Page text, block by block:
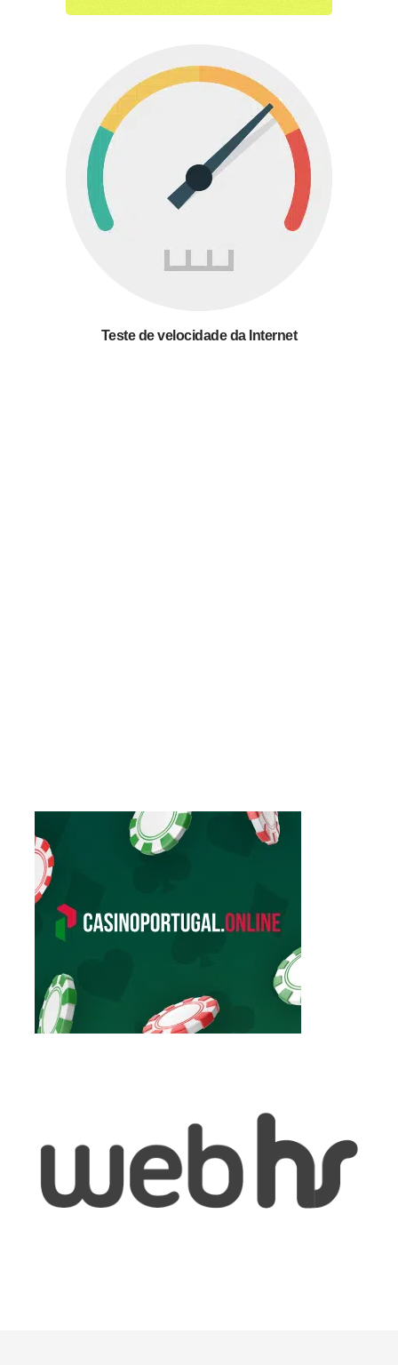
Teste de velocidade da Internet